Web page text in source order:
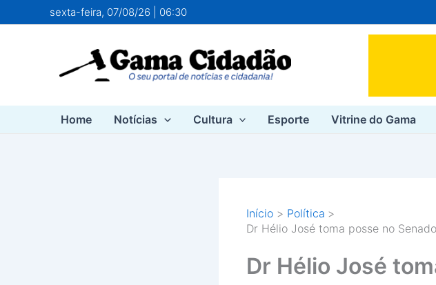
para
sexta-feira, 07/08/26 | 06:30
Home Notícias Cultura Esporte Vitrine do Gama
Início
Política
Dr Hélio José toma posse no
Dr Hélio José